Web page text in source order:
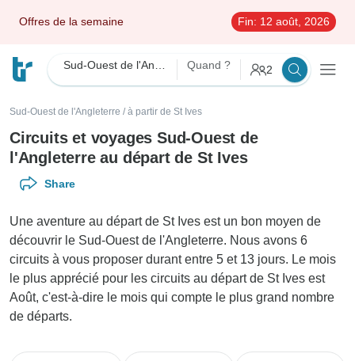
Offres de la semaine Fin: 12 août, 2026
Quand ? 2
Sud-Ouest de l'Angleterre / à partir de St Ives
Circuits et voyages Sud-Ouest de
l'Angleterre au départ de St Ives
Share
Une aventure au départ de St Ives est un bon moyen de
découvrir le Sud-Ouest de l'Angleterre. Nous avons 6
circuits à vous proposer durant entre 5 et 13 jours. Le mois
le plus apprécié pour les circuits au départ de St Ives est
Août, c'est-à-dire le mois qui compte le plus grand nombre
de départs.